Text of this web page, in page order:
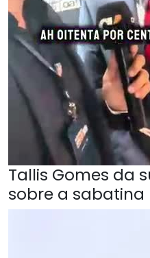
Tallis Gomes da
sobre a sabatina